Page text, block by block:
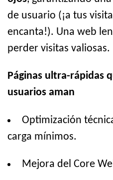
de usuario (¡a tus
encanta!). Una web
perder visitas valiosas.
Páginas ultra-rápidas
usuarios aman
Optimización
carga mínimos.
Mejora del Core